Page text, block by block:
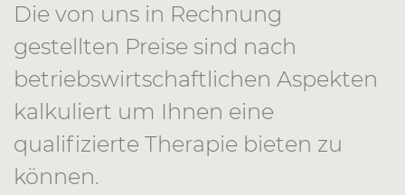
Die von uns in Rechnung
gestellten Preise sind nach
betriebswirtschaftlichen Aspekten
kalkuliert um Ihnen eine
qualifizierte Therapie bieten zu
können.